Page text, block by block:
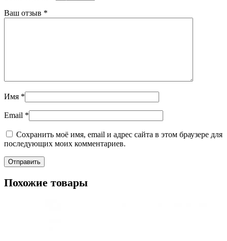
Ваш отзыв *
Имя *
Email *
Сохранить моё имя, email и адрес сайта в этом браузере для
последующих моих комментариев.
Похожие товары